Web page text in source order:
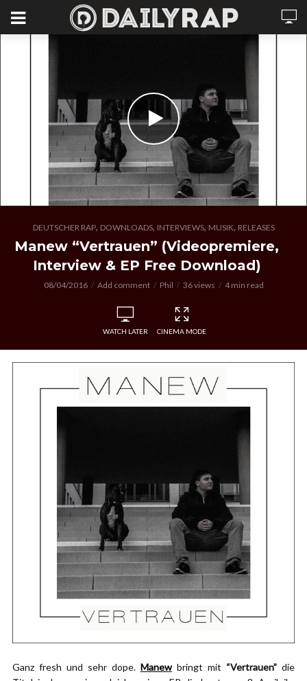
DEUTSCHER RAP, DOWNLOADS, INTERVIEWS, MUSIK, RELEASES
Manew “Vertrauen” (Videopremiere,
Interview & EP Free Download)
08/04/2016 Add comment Phil 36 views 4 min read
WATCH LATER CINEMA MODE
Ganz fresh und sehr dope. Manewbringt mit “Vertrauen” die